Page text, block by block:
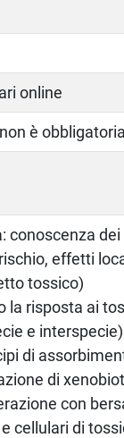
online
è
conoscenza
effetti
tossico)
la risposta ai
e interspecie)
di
di
con
cellulari di